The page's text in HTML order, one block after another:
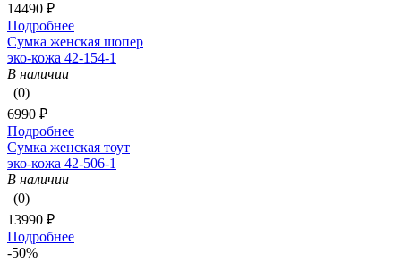
14490 ₽
Подробнее
Сумка женская шопер
эко-кожа 42-154-1
В наличии
(0)
6990 ₽
Подробнее
Сумка женская тоут
эко-кожа 42-506-1
В наличии
(0)
13990 ₽
Подробнее
-50%